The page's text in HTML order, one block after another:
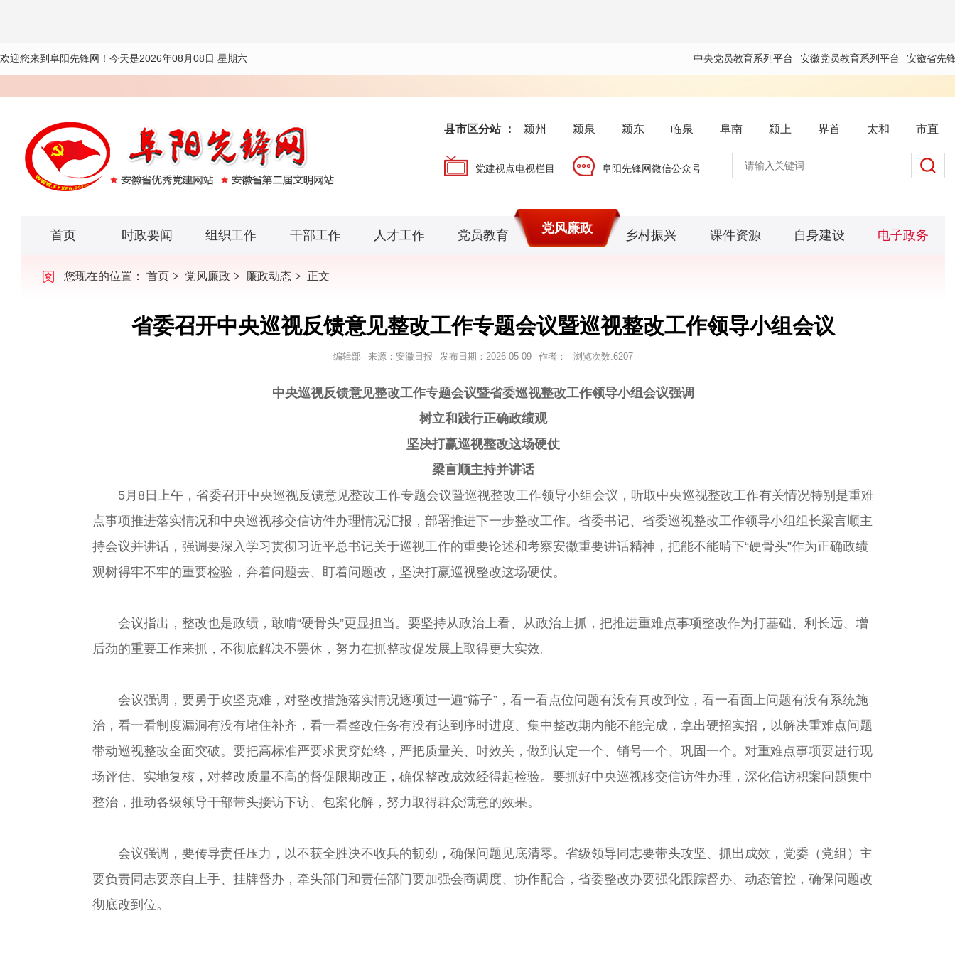
欢迎您来到阜阳先锋网！ 今天是2026年08月08日 星期六 中央党员教育系列平台 安徽党员教育系列平台 安徽省先
县市区分站 ： 颍州 颍泉 颍东 临泉 阜南 颍上 界首 太和 市直
党建视点电视栏目 阜阳先锋网微信公众号
首页 时政要闻 组织工作 干部工作 人才工作 党员教育 党风廉政 乡村振兴 课件资源 自身建设 电子政务
您现在的位置： 首页 党风廉政 廉政动态 正文
省委召开中央巡视反馈意见整改工作专题会议暨巡视整改工作领导小组会议
编辑部 来源：安徽日报 发布日期： 2026-05-09 作者： 浏览次数:6207
中央巡视反馈意见整改工作专题会议暨省委巡视整改工作领导小组会议强调
树立和践行正确政绩观
坚决打赢巡视整改这场硬仗
梁言顺主持并讲话
5月8日上午，省委召开中央巡视反馈意见整改工作专题会议暨巡视整改工作领导小组会议，听取中央巡视整改工作有关情况特别是重难
点事项推进落实情况和中央巡视移交信访件办理情况汇报，部署推进下一步整改工作。省委书记、省委巡视整改工作领导小组组长梁言顺主
持会议并讲话，强调要深入学习贯彻习近平总书记关于巡视工作的重要论述和考察安徽重要讲话精神，把能不能啃下“硬骨头”作为正确政绩
观树得牢不牢的重要检验，奔着问题去、盯着问题改，坚决打赢巡视整改这场硬仗。
会议指出，整改也是政绩，敢啃“硬骨头”更显担当。要坚持从政治上看、从政治上抓，把推进重难点事项整改作为打基础、利长远、增
后劲的重要工作来抓，不彻底解决不罢休，努力在抓整改促发展上取得更大实效。
会议强调，要勇于攻坚克难，对整改措施落实情况逐项过一遍“筛子”，看一看点位问题有没有真改到位，看一看面上问题有没有系统施
治，看一看制度漏洞有没有堵住补齐，看一看整改任务有没有达到序时进度、集中整改期内能不能完成，拿出硬招实招，以解决重难点问题
带动巡视整改全面突破。要把高标准严要求贯穿始终，严把质量关、时效关，做到认定一个、销号一个、巩固一个。对重难点事项要进行现
场评估、实地复核，对整改质量不高的督促限期改正，确保整改成效经得起检验。要抓好中央巡视移交信访件办理，深化信访积案问题集中
整治，推动各级领导干部带头接访下访、包案化解，努力取得群众满意的效果。
会议强调，要传导责任压力，以不获全胜决不收兵的韧劲，确保问题见底清零。省级领导同志要带头攻坚、抓出成效，党委（党组）主
要负责同志要亲自上手、挂牌督办，牵头部门和责任部门要加强会商调度、协作配合，省委整改办要强化跟踪督办、动态管控，确保问题改
彻底改到位。